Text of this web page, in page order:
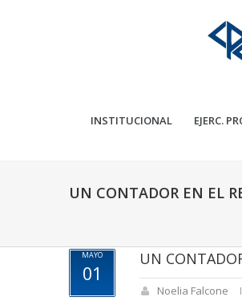
INSTITUCIONAL EJERC.
UN CONTADOR EN EL
MAYO
01
UN
Noelia Falcone